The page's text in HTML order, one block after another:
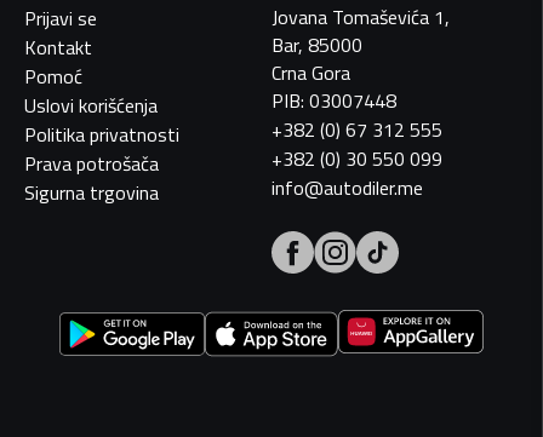
Prijavi se
Kontakt
Pomoć
Uslovi korišćenja
Politika privatnosti
Prava potrošača
Sigurna trgovina
Jovana Tomaševića 1,
Bar, 85000
Crna Gora
PIB: 03007448
+382 (0) 67 312 555
+382 (0) 30 550 099
info@autodiler.me